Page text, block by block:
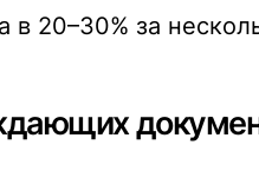
в 20–30% за